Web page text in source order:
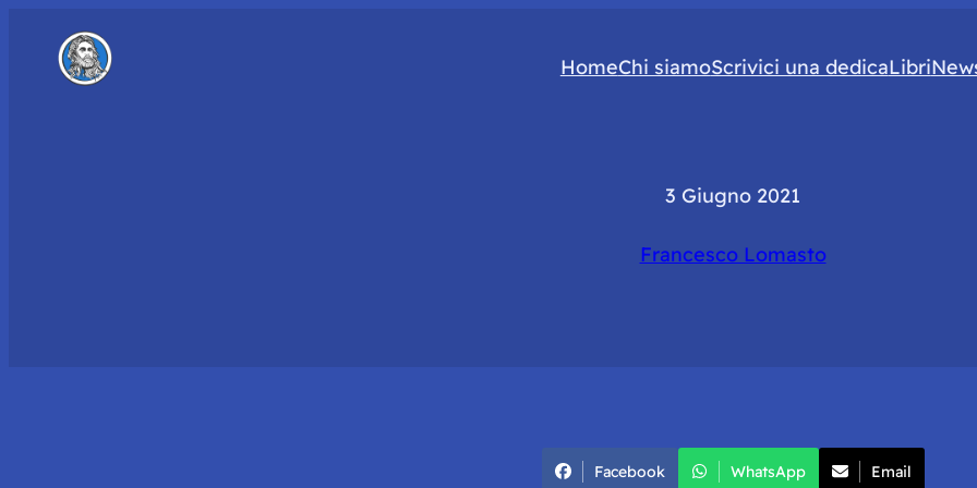
HomeChi siamoScrivici una dedicaLibri
3 Giugno 2021
Francesco Lomasto
Facebook WhatsApp Email